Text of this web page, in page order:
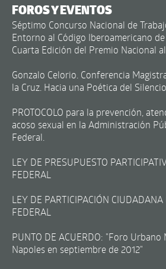
FOROS Y EVENTOS
Séptimo Concurso Nacional de
Entorno al Código Iberoamericano
Cuarta Edición del Premio Nacional
Gonzalo Celorio. Conferencia
la Cruz. Hacia una Poética del
PROTOCOLO para la prevención,
acoso sexual en la Administración
Federal.
LEY DE PRESUPUESTO
FEDERAL
LEY DE PARTICIPACIÓN CIUDADANA
FEDERAL
PUNTO DE ACUERDO: "Foro
Napoles en septiembre de 2012"